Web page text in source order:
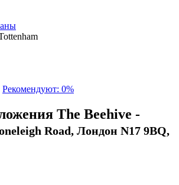
Рекомендуют: 0%
The Beehive -
Road, Лондон N17 9BQ,